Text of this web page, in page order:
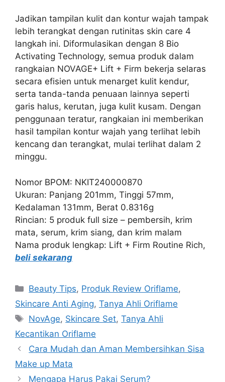
Jadikan tampilan kulit dan kontur wajah tampak
lebih terangkat dengan rutinitas skin care 4
langkah ini. Diformulasikan dengan 8 Bio
Activating Technology, semua produk dalam
rangkaian NOVAGE+ Lift + Firm bekerja selaras
secara efisien untuk menarget kulit kendur,
serta tanda-tanda penuaan lainnya seperti
garis halus, kerutan, juga kulit kusam. Dengan
penggunaan teratur, rangkaian ini memberikan
hasil tampilan kontur wajah yang terlihat lebih
kencang dan terangkat, mulai terlihat dalam 2
minggu.
Nomor BPOM: NKIT240000870
Ukuran: Panjang 201mm, Tinggi 57mm,
Kedalaman 131mm, Berat 0.8316g
Rincian: 5 produk full size – pembersih, krim
mata, serum, krim siang, dan krim malam
Nama produk lengkap: Lift + Firm Routine Rich,
beli sekarang
Beauty Tips, Produk Review Oriflame,
Skincare Anti Aging, Tanya Ahli Oriflame
NovAge, Skincare Set,Tanya Ahli
Kecantikan Oriflame
Cara Mudah dan Aman Membersihkan Sisa
Make up Mata
Mengapa Harus Pakai Serum?